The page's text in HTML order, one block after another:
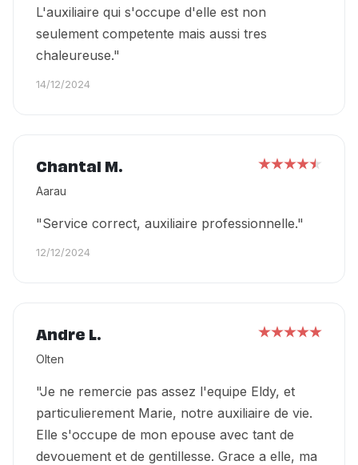
L'auxiliaire qui s'occupe d'elle est non
seulement competente mais aussi tres
chaleureuse."
14/12/2024
Chantal M.
Aarau
"Service correct, auxiliaire professionnelle."
12/12/2024
Andre L.
Olten
"Je ne remercie pas assez l'equipe Eldy, et
particulierement Marie, notre auxiliaire de vie.
Elle s'occupe de mon epouse avec tant de
devouement et de gentillesse. Grace a elle, ma